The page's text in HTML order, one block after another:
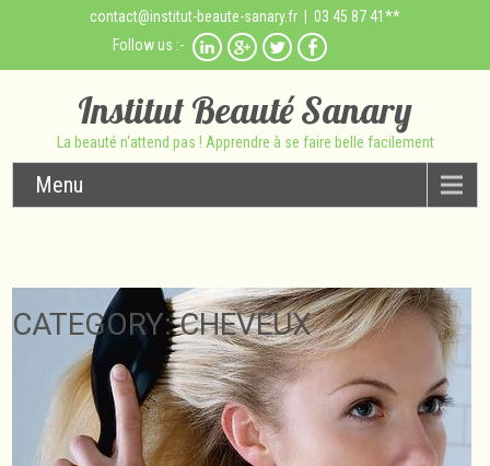
contact@institut-beaute-sanary.fr | 03 45 87 41**
Follow us :-
Institut Beauté Sanary
La beauté n'attend pas ! Apprendre à se faire belle facilement
Menu
CATEGORY: CHEVEUX